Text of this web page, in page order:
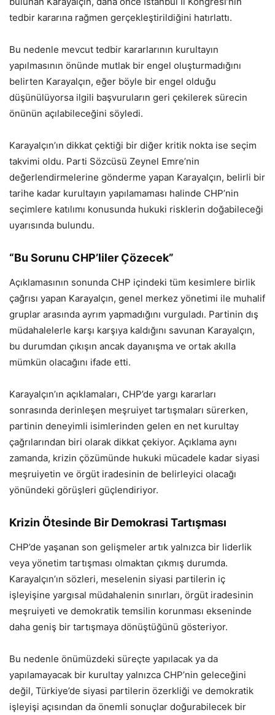
tedbir kararına rağmen gerçekleştirildiğini hatırlattı.
Bu nedenle mevcut tedbir kararlarının kurultayın
yapılmasının önünde mutlak bir engel oluşturmadığını
belirten Karayalçın, eğer böyle bir engel olduğu
düşünülüyorsa ilgili başvuruların geri çekilerek sürecin
önünün açılabileceğini söyledi.
Karayalçın’ın dikkat çektiği bir diğer kritik nokta ise seçim
takvimi oldu. Parti Sözcüsü Zeynel Emre’nin
değerlendirmelerine gönderme yapan Karayalçın, belirli bir
tarihe kadar kurultayın yapılamaması halinde CHP’nin
seçimlere katılımı konusunda hukuki risklerin doğabileceği
uyarısında bulundu.
“Bu Sorunu CHP’liler Çözecek”
Açıklamasının sonunda CHP içindeki tüm kesimlere birlik
çağrısı yapan Karayalçın, genel merkez yönetimi ile muhalif
gruplar arasında ayrım yapmadığını vurguladı. Partinin dış
müdahalelerle karşı karşıya kaldığını savunan Karayalçın,
bu durumdan çıkışın ancak dayanışma ve ortak akılla
mümkün olacağını ifade etti.
Karayalçın’ın açıklamaları, CHP’de yargı kararları
sonrasında derinleşen meşruiyet tartışmaları sürerken,
partinin deneyimli isimlerinden gelen en net kurultay
çağrılarından biri olarak dikkat çekiyor. Açıklama aynı
zamanda, krizin çözümünde hukuki mücadele kadar siyasi
meşruiyetin ve örgüt iradesinin de belirleyici olacağı
yönündeki görüşleri güçlendiriyor.
Krizin Ötesinde Bir Demokrasi Tartışması
CHP’de yaşanan son gelişmeler artık yalnızca bir liderlik
veya yönetim tartışması olmaktan çıkmış durumda.
Karayalçın’ın sözleri, meselenin siyasi partilerin iç
işleyişine yargısal müdahalenin sınırları, örgüt iradesinin
meşruiyeti ve demokratik temsilin korunması ekseninde
daha geniş bir tartışmaya dönüştüğünü gösteriyor.
Bu nedenle önümüzdeki süreçte yapılacak ya da
yapılamayacak bir kurultay yalnızca CHP’nin geleceğini
değil, Türkiye’de siyasi partilerin özerkliği ve demokratik
işleyişi açısından da önemli sonuçlar doğurabilecek bir